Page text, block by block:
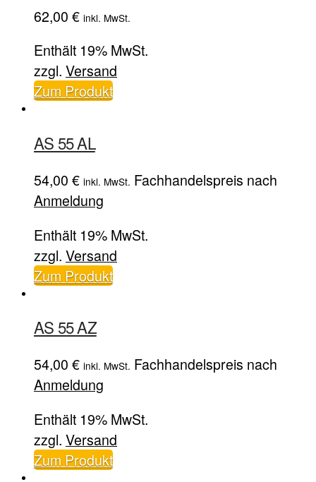
62,00 € inkl. MwSt.
Enthält 19% MwSt.
zzgl. Versand
Zum Produkt
AS 55 AL
54,00 € inkl. MwSt. Fachhandelspreis nach
Anmeldung
Enthält 19% MwSt.
zzgl. Versand
Zum Produkt
AS 55 AZ
54,00 € inkl. MwSt. Fachhandelspreis nach
Anmeldung
Enthält 19% MwSt.
zzgl. Versand
Zum Produkt